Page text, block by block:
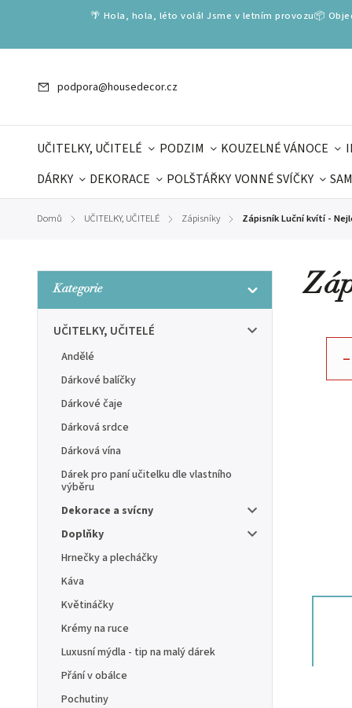
🌴 Hola, hola, léto volá! Jsme v letním provozu📦
podpora@housedecor.cz
UČITELKY, UČITELÉ PODZIM KOUZELNÉ VÁNOCE
DÁRKY
DEKORACE POLŠTÁŘKY VONNÉ SVÍČKY
SLOVENSKÉ SPECIÁLY
Domů / UČITELKY, UČITELÉ / Zápisníky / Zápisník Luční kvítí -
Kategorie
UČITELKY, UČITELÉ
Andělé
Dárkové balíčky
Dárkové čaje
Dárková srdce
Dárková vína
Dárek pro paní učitelku dle vlastního
výběru
Dekorace a svícny
Doplňky
Hrnečky a plecháčky
Káva
Květináčky
Krémy na ruce
Luxusní mýdla - tip na malý dárek
Přání v obálce
Pochutiny